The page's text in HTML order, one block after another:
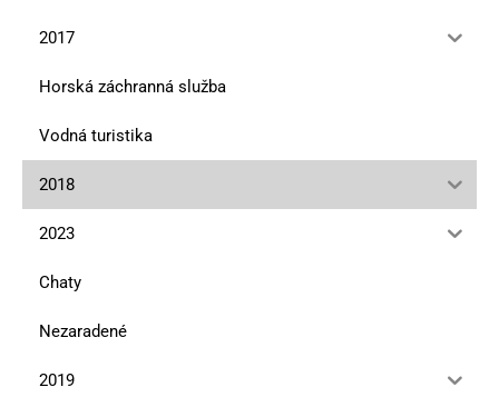
2017
Horská záchranná služba
Vodná turistika
2018
2023
Chaty
Nezaradené
2019